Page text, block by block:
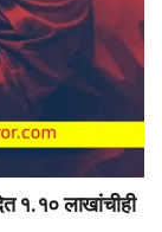
१.१० लाखांचीही